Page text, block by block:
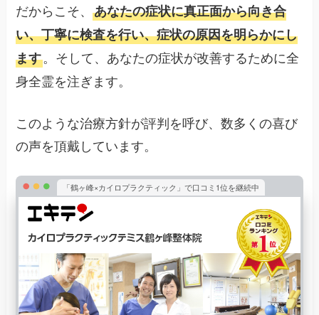
だからこそ、あなたの症状に真正面から向き合
い、丁寧に検査を行い、症状の原因を明らかにし
ます。そして、あなたの症状が改善するために全
身全霊を注ぎます。
このような治療方針が評判を呼び、数多くの喜び
の声を頂戴しています。
「鶴ヶ峰×カイロプラクティック」で口コミ1位を継続中